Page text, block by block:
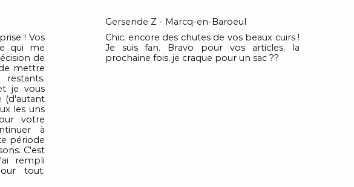
! Vos
qui me
de
mettre
je vous
(d'autant
les uns
votre
à
période
C'est
rempli
tout.
Gersende Z - Marcq-en-Baroeul
Chic, encore des chutes de vos beaux cuirs !
Je suis fan. Bravo pour vos articles, la
prochaine fois, je craque pour un sac ??